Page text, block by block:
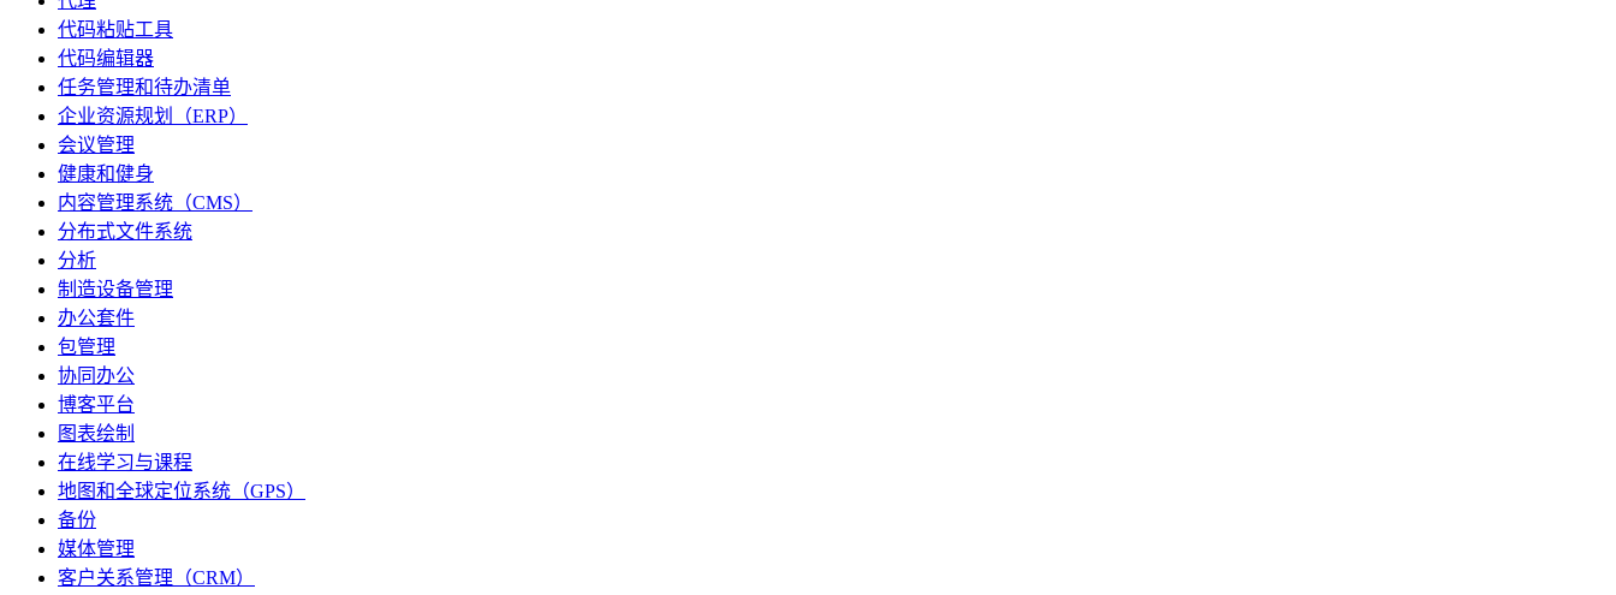
代码粘贴工具
代码编辑器
任务管理和待办清单
企业资源规划（ERP）
会议管理
健康和健身
内容管理系统（CMS）
分布式文件系统
分析
制造设备管理
办公套件
包管理
协同办公
博客平台
图表绘制
在线学习与课程
地图和全球定位系统（GPS）
备份
媒体管理
客户关系管理（CRM）